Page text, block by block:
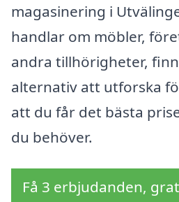
magasinering i
handlar om möbler,
andra tillhörigheter,
alternativ att utforska
att du får det bästa
du behöver.
Få 3 erbjudanden,